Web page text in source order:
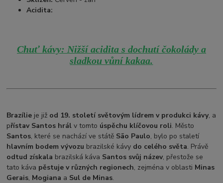
Acidita:
Chuť kávy: Nižší acidita s dochutí čokolády a
sladkou vůní kakaa.
Brazílie je již od 19. století světovým lídrem v produkci kávy, a
přístav Santos hrál v tomto úspěchu klíčovou roli. Město
Santos, které se nachází ve státě São Paulo, bylo po staletí
hlavním bodem vývozu brazilské kávy do celého světa. Právě
odtud získala brazilská káva Santos svůj název, přestože se
tato káva pěstuje v různých regionech, zejména v oblasti Minas
Gerais, Mogiana a Sul de Minas.